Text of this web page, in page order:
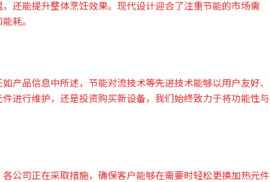
还能提升整体烹饪效果。现代设计迎合了注重节能的市场需
耗。
产品信息中所述，节能对流技术等先进技术能够以用户友好、
进行维护，还是投资购买新设备，我们始终致力于将功能性与
公司正在采取措施，确保客户能够在需要时轻松更换加热元件